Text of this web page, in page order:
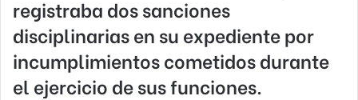
registraba dos sanciones
disciplinarias en su expediente por
incumplimientos cometidos durante
el ejercicio de sus funciones.